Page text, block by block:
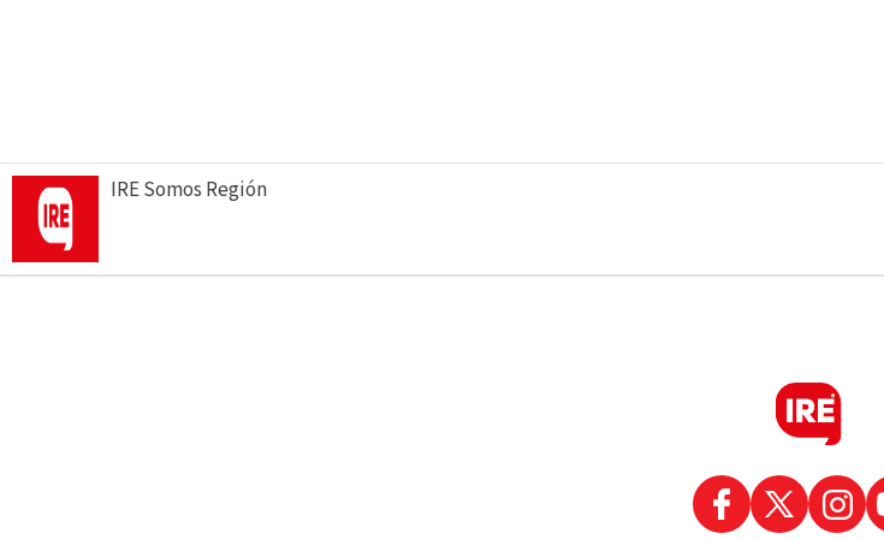
IRE Somos Región